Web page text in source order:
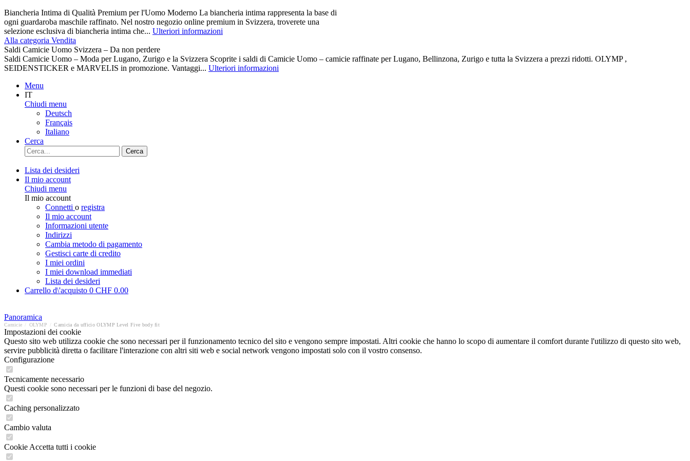
Biancheria Intima di Qualità Premium per l'Uomo Moderno La biancheria intima rappresenta la base di
ogni guardaroba maschile raffinato. Nel nostro negozio online premium in Svizzera, troverete una
selezione esclusiva di biancheria intima che... Ulteriori informazioni
Alla categoria Vendita
Saldi Camicie Uomo Svizzera – Da non perdere
Saldi Camicie Uomo – Moda per Lugano, Zurigo e la Svizzera Scoprite i saldi di Camicie Uomo – camicie raffinate per Lugano, Bellinzona, Zurigo e tutta la Svizzera a prezzi ridotti. OLYMP ,
SEIDENSTICKER e MARVELIS in promozione. Vantaggi... Ulteriori informazioni
Menu
IT
Chiudi menu
Deutsch
Français
Italiano
Cerca
Cerca
Lista dei desideri
Il mio account
Chiudi menu
Il mio account
Connetti o registra
Il mio account
Informazioni utente
Indirizzi
Cambia metodo di pagamento
Gestisci carte di credito
I miei ordini
I miei download immediati
Lista dei desideri
Carrello d\'acquisto 0 CHF 0.00
Panoramica
Camicie OLYMP Camicia da ufficio OLYMP Level Five body fit
Impostazioni dei cookie
Questo sito web utilizza cookie che sono necessari per il funzionamento tecnico del sito e vengono sempre impostati. Altri cookie che hanno lo scopo di aumentare il comfort durante l'utilizzo di questo sito web,
servire pubblicità diretta o facilitare l'interazione con altri siti web e social network vengono impostati solo con il vostro consenso.
Configurazione
Tecnicamente necessario
Questi cookie sono necessari per le funzioni di base del negozio.
Caching personalizzato
Cambio valuta
Cookie Accetta tutti i cookie